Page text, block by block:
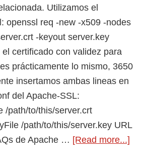
Utilizamos el
openssl req -new -x509 -nodes
-keyout server.key
certificado con validez para
prácticamente lo mismo, 3650
insertamos ambas lineas en
del Apache-SSL:
/path/to/this/server.crt
/path/to/this/server.key URL
de Apache … [Read more...]